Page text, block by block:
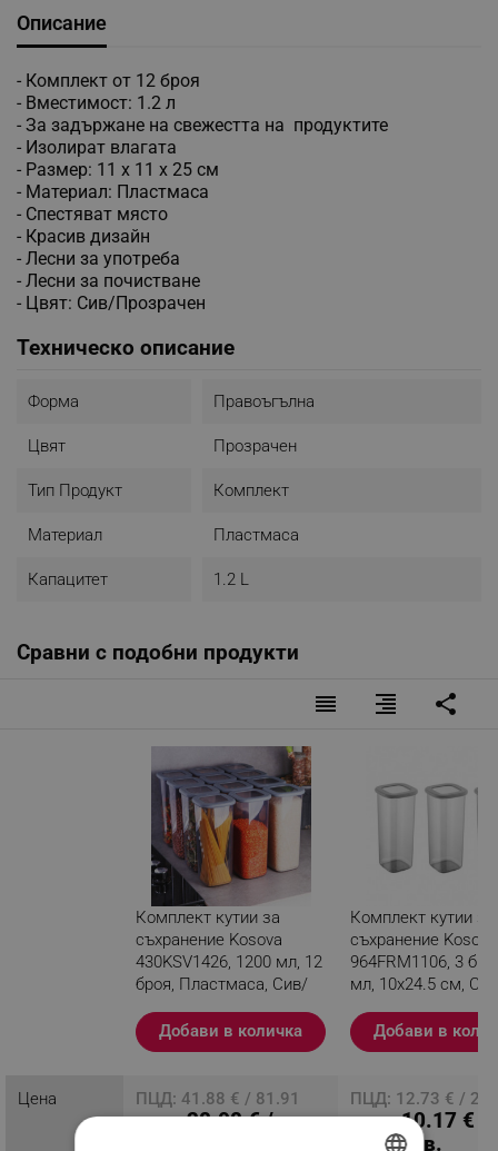
Описание
- Комплект от 12 броя
- Вместимост: 1.2 л
- За задържане на свежестта на продуктите
- Изолират влагата
- Размер: 11 x 11 x 25 см
- Материал: Пластмаса
- Спестяват място
- Красив дизайн
- Лесни за употреба
- Лесни за почистване
- Цвят: Сив/Прозрачен
Техническо описание
Форма Правоъгълна
Цвят Прозрачен
Тип Продукт Комплект
Материал Пластмаса
Капацитет 1.2 L
Сравни с подобни продукти
reorder format_align_right share
Комплект кутии за
съхранение Kosova
430KSV1426, 1200 мл, 12
броя, Пластмаса, Сив/
Разглеждате този
продукт
Добави в количка
Комплект кутии за
съхранение Kosova
964FRM1106, 3 бр,
мл, 10х24.5 см,
Добави в
Цена
ПЦД: 41.88 € / 81.91
лв.
28.08 € /
ПЦД: 12.73 € /
лв.
10.17 € /
19.89 лв.